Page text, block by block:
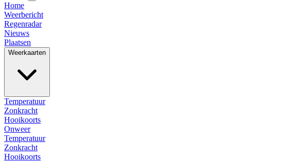
Home
Weerbericht
Regenradar
Nieuws
Plaatsen
Weerkaarten
Temperatuur
Zonkracht
Hooikoorts
Onweer
Temperatuur
Zonkracht
Hooikoorts